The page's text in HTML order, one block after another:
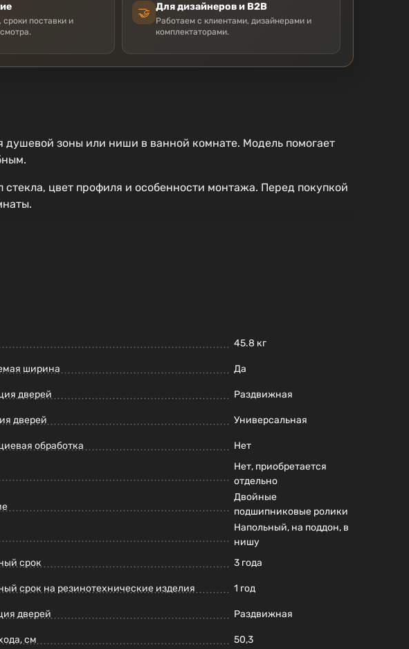
поставки и
🤝 Для дизайнеров и B2B
Работаем с клиентами, дизайнерами и
комплектаторами.
зоны или ниши в ванной комнате. Модель помогает
цвет профиля и особенности монтажа. Перед покупкой
45.8 кг
ширина Да
дверей Раздвижная
дверей Универсальная
обработка Нет
Нет, приобретается
отдельно
Двойные
подшипниковые ролики
Напольный, на поддон, в
нишу
срок
3 года
срок на резинотехнические изделия 1 год
дверей Раздвижная
см 50,3